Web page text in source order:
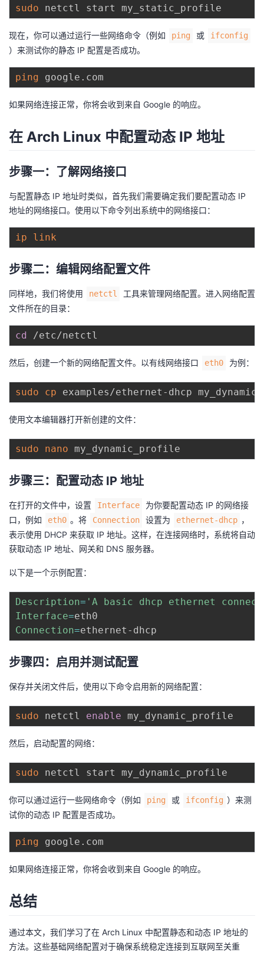
sudo
现在，你可以通过运行一些网络命令（例如 ping 或 ifconfig
）来测试你的静态 IP 配置是否成功。
ping
如果网络连接正常，你将会收到来自 Google 的响应。
在 Arch Linux 中配置动态 IP 地址
步骤一：了解网络接口
与配置静态 IP 地址时类似，首先我们需要确定我们要配置动态 IP
地址的网络接口。使用以下命令列出系统中的网络接口：
ip link
步骤二：编辑网络配置文件
同样地，我们将使用 netctl
工具来管理网络配置。进入网络配置
文件所在的目录：
cd
然后，创建一个新的网络配置文件。以有线网络接口 eth0 为例：
sudo cp
使用文本编辑器打开新创建的文件：
sudo nano
步骤三：配置动态 IP 地址
在打开的文件中，设置 Interface
为你要配置动态 IP 的网络接
口，例如
eth0 。将 Connection 设置为 ethernet-dhcp ，
表示使用 DHCP 来获取 IP 地址。这样，在连接网络时，系统将自动
获取动态 IP 地址、网关和 DNS 服务器。
以下是一个示例配置：
Description= 'A basic dhcp ethernet
Interface=
Connection=
步骤四：启用并测试配置
保存并关闭文件后，使用以下命令启用新的网络配置：
sudo netctl enable
然后，启动配置的网络：
sudo
你可以通过运行一些网络命令（例如 ping 或 ifconfig ）来测
试你的动态 IP 配置是否成功。
ping
如果网络连接正常，你将会收到来自 Google 的响应。
总结
通过本文，我们学习了在 Arch Linux 中配置静态和动态 IP 地址的
方法。这些基础网络配置对于确保系统稳定连接到互联网至关重